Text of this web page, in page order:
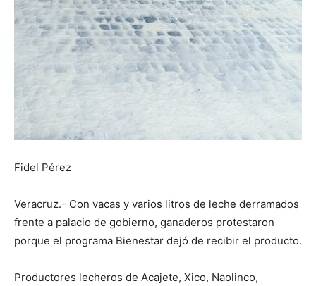
Fidel Pérez
Veracruz.- Con vacas y varios litros de leche derramados
frente a palacio de gobierno, ganaderos protestaron
porque el programa Bienestar dejó de recibir el producto.
Productores lecheros de Acajete, Xico, Naolinco,